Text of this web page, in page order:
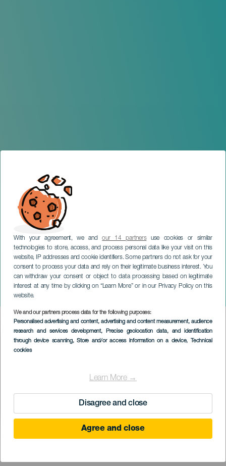
With your agreement, we andour 14 partnersuse cookies or similar
technologies to store, access, and process personal data like your visit on this
website, IP addresses and cookie identifiers. Some partners do not ask for your
consent to process your data and rely on their legitimate business interest. You
can withdraw your consent or object to data processing based on legitimate
interest at any time by clicking on “Learn More” or in our Privacy Policy on this
website.
We and our partners process data for the following purposes:
Personalised advertising and content, advertising and content measurement, audience
research and services development, Precise geolocation data, and identification
through device scanning, Store and/or access information on a device, Technical
cookies
Learn More →
Disagree and close
Agree and close
Всемирный пивной
фестиваль
ГРАН-КАНАРИЯ
Imagen
Listado